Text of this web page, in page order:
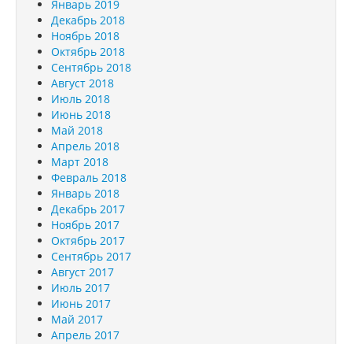
Январь 2019
Декабрь 2018
Ноябрь 2018
Октябрь 2018
Сентябрь 2018
Август 2018
Июль 2018
Июнь 2018
Май 2018
Апрель 2018
Март 2018
Февраль 2018
Январь 2018
Декабрь 2017
Ноябрь 2017
Октябрь 2017
Сентябрь 2017
Август 2017
Июль 2017
Июнь 2017
Май 2017
Апрель 2017